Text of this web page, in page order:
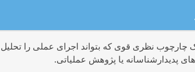
چارچوب نظری قوی که بتواند اجرای عملی را تحلیل
پدیدارشناسانه یا پژوهش عملیاتی.